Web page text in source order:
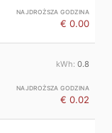
€ 0.00
0.8
€ 0.02